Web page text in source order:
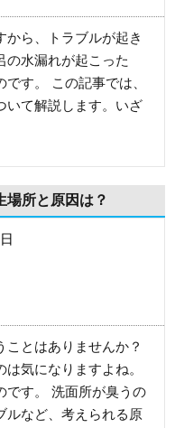
から、トラブルが起き
の水漏れが起こった
す。 この記事では、
いて解説します。いざ
場所と原因は？
とはありませんか？
気になりますよね。
です。 洗面所が臭うの
ルなど、考えられる原